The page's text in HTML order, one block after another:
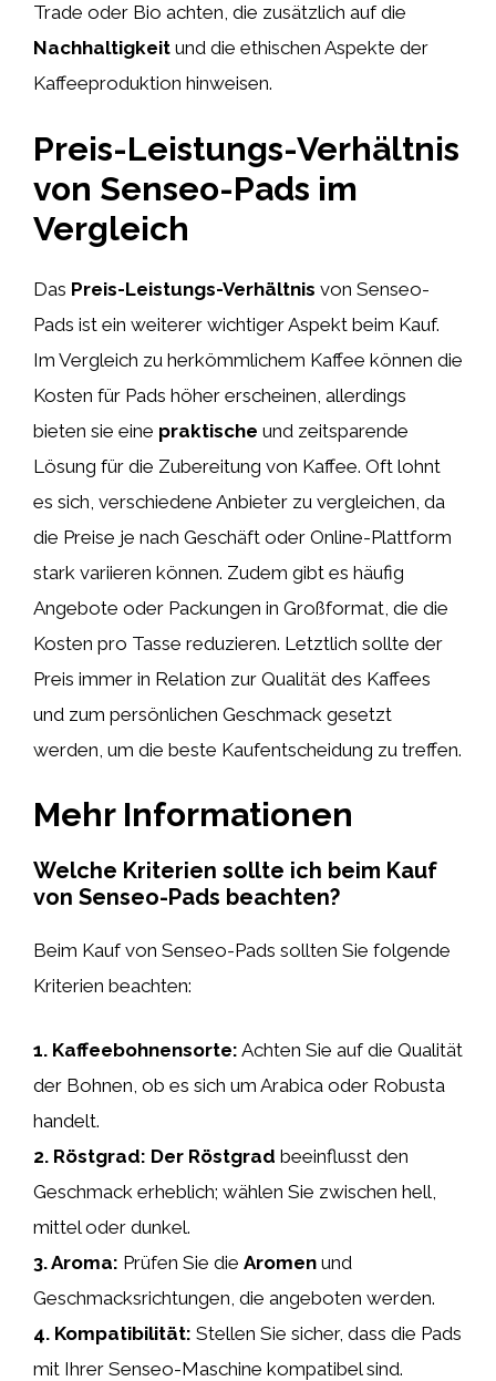
Trade oder Bio achten, die zusätzlich auf die
Nachhaltigkeit und die ethischen Aspekte der
Kaffeeproduktion hinweisen.
Preis-Leistungs-Verhältnis
von Senseo-Pads im
Vergleich
Das Preis-Leistungs-Verhältnis von Senseo-
Pads ist ein weiterer wichtiger Aspekt beim Kauf.
Im Vergleich zu herkömmlichem Kaffee können die
Kosten für Pads höher erscheinen, allerdings
bieten sie eine praktische und zeitsparende
Lösung für die Zubereitung von Kaffee. Oft lohnt
es sich, verschiedene Anbieter zu vergleichen, da
die Preise je nach Geschäft oder Online-Plattform
stark variieren können. Zudem gibt es häufig
Angebote oder Packungen in Großformat, die die
Kosten pro Tasse reduzieren. Letztlich sollte der
Preis immer in Relation zur Qualität des Kaffees
und zum persönlichen Geschmack gesetzt
werden, um die beste Kaufentscheidung zu treffen.
Mehr Informationen
Welche Kriterien sollte ich beim Kauf
von Senseo-Pads beachten?
Beim Kauf von Senseo-Pads sollten Sie folgende
Kriterien beachten:
1. Kaffeebohnensorte: Achten Sie auf die Qualität
der Bohnen, ob es sich um Arabica oder Robusta
handelt.
2. Röstgrad: Der Röstgrad beeinflusst den
Geschmack erheblich; wählen Sie zwischen hell,
mittel oder dunkel.
3.Aroma: Prüfen Sie die Aromen und
Geschmacksrichtungen, die angeboten werden.
4. Kompatibilität: Stellen Sie sicher, dass die Pads
mit Ihrer Senseo-Maschine kompatibel sind.